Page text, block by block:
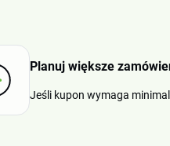
Planuj większe
Jeśli kupon wymaga